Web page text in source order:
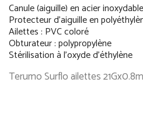
Canule (aiguille) en acier inoxydable
Protecteur d'aiguille en
Ailettes : PVC coloré
Obturateur : polypropylène
Stérilisation à l'oxyde d'éthylène
Terumo Surflo ailettes